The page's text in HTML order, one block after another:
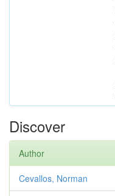
Discover
Author
Cevallos, Norman